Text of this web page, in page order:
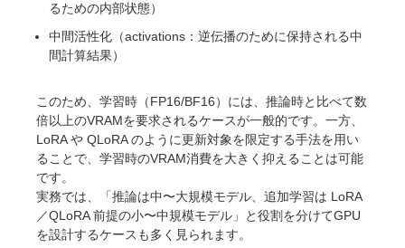
るための内部状態）
中間活性化（activations：逆伝播のために保持される中
間計算結果）
このため、学習時（FP16/BF16）には、推論時と比べて数
倍以上のVRAMを要求されるケースが一般的です。一方、
LoRA や QLoRA のように更新対象を限定する手法を用い
ることで、学習時のVRAM消費を大きく抑えることは可能
です。
実務では、「推論は中〜大規模モデル、追加学習は LoRA
／QLoRA 前提の小〜中規模モデル」と役割を分けてGPU
を設計するケースも多く見られます。